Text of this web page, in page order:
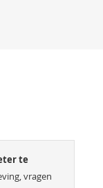
te
vragen